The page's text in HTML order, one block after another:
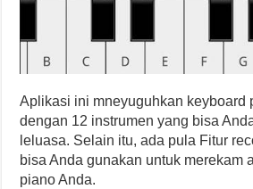
Aplikasi ini mneyuguhkan keyboard
dengan 12 instrumen yang bisa
leluasa. Selain itu, ada pula Fitur
bisa Anda gunakan untuk merekam
piano Anda.